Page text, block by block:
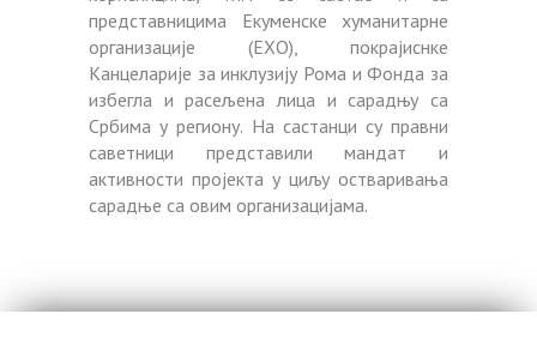
представницима Екуменске хуманитарне
организације (ЕХО), покрајиснке
Канцеларије за инклузију Рома и Фонда за
избегла и расељена лица и сарадњу са
Србима у региону. На састанци су правни
саветници представили мандат и
активности пројекта у циљу остваривања
сарадње са овим организацијама.